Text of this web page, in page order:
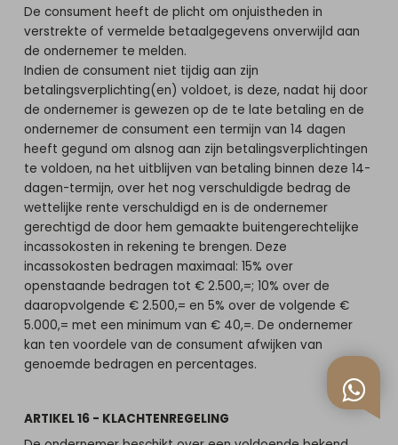
De consument heeft de plicht om onjuistheden in
verstrekte of vermelde betaalgegevens onverwijld aan
de ondernemer te melden.
Indien de consument niet tijdig aan zijn
betalingsverplichting(en) voldoet, is deze, nadat hij door
de ondernemer is gewezen op de te late betaling en de
ondernemer de consument een termijn van 14 dagen
heeft gegund om alsnog aan zijn betalingsverplichtingen
te voldoen, na het uitblijven van betaling binnen deze 14-
dagen-termijn, over het nog verschuldigde bedrag de
wettelijke rente verschuldigd en is de ondernemer
gerechtigd de door hem gemaakte buitengerechtelijke
incassokosten in rekening te brengen. Deze
incassokosten bedragen maximaal: 15% over
openstaande bedragen tot € 2.500,=; 10% over de
daaropvolgende € 2.500,= en 5% over de volgende €
5.000,= met een minimum van € 40,=. De ondernemer
kan ten voordele van de consument afwijken van
genoemde bedragen en percentages.
ARTIKEL 16 - KLACHTENREGELING